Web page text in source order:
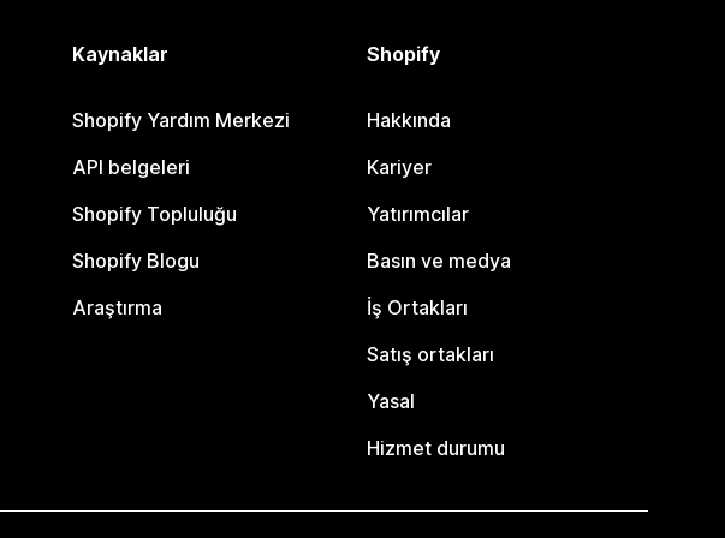
Kaynaklar
Shopify Yardım Merkezi
API belgeleri
Shopify Topluluğu
Shopify Blogu
Araştırma
Shopify
Hakkında
Kariyer
Yatırımcılar
Basın ve medya
İş Ortakları
Satış ortakları
Yasal
Hizmet durumu